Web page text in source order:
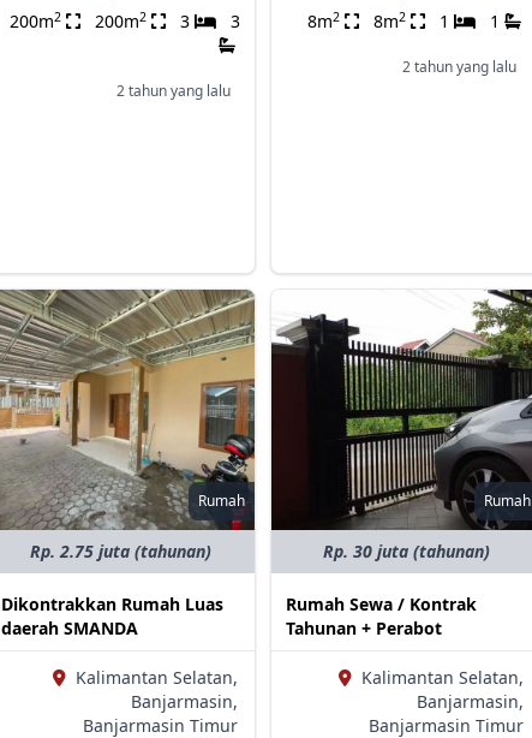
200m2 200m2 3 3
2 tahun yang lalu
8m2 8m2 1 1
2 tahun yang lalu
Rumah
Rp. 2.75 juta (tahunan)
Dikontrakkan Rumah Luas
daerah SMANDA
Kalimantan Selatan,
Banjarmasin,
Banjarmasin Timur
Rumah
Rp. 30 juta (tahunan)
Rumah Sewa / Kontrak
Tahunan + Perabot
Kalimantan Selatan,
Banjarmasin,
Banjarmasin Timur